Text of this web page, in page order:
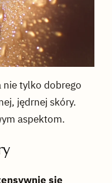
nie tylko dobrego
jędrnej skóry.
aspektom.
się